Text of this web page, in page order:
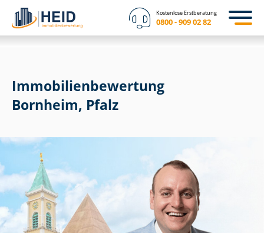
Kostenlose Erstberatung
0800 - 909 02 82
Immobilien­bewertung
Bornheim, Pfalz